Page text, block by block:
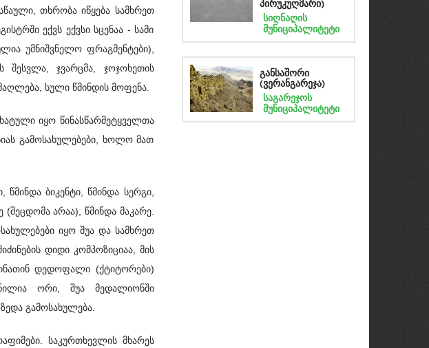
თხრობა იწყება სამხრეთ
ექვს ექვსი სცენაა - სამი
უმნიშვნელო ფრაგმენტები),
შესვლა, ჯვარცმა, ჯოჯოხეთის
სული წმინდის მოფენა.
იყო წინასწარმეტყველთა
გამოსახულებები, ხოლო მათ
ბიკენტი, წმინდა სერგი,
(შეცდომა არაა), წმინდა მაკარე.
იყო შუა და სამხრეთ
დიდი კომპოზიციაა, მის
დედოფალი (ქტიტორები)
ორი, შუა მედალიონში
გამოსახულება.
საკურთხევლის მხარეს
პირუკუღმარი)
სიღნაღის
მუნიციპალიტეტი
განსაშორი
(ვერანგარეჯა)
საგარეჯოს
მუნიციპალიტეტი